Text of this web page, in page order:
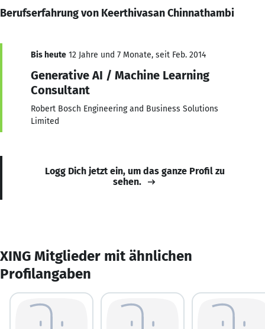
Berufserfahrung von Keerthivasan Chinnathambi
Bis heute 12 Jahre und 7 Monate, seit Feb. 2014
Generative AI / Machine Learning
Consultant
Robert Bosch Engineering and Business Solutions
Limited
Logg Dich jetzt ein, um das ganze Profil zu
sehen.
XING Mitglieder mit ähnlichen
Profilangaben